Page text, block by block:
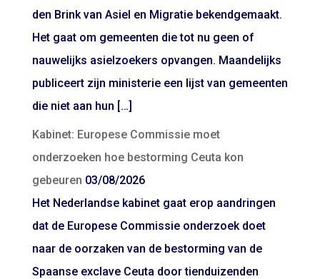
den Brink van Asiel en Migratie bekendgemaakt.
Het gaat om gemeenten die tot nu geen of
nauwelijks asielzoekers opvangen. Maandelijks
publiceert zijn ministerie een lijst van gemeenten
die niet aan hun […]
Kabinet: Europese Commissie moet
onderzoeken hoe bestorming Ceuta kon
gebeuren 03/08/2026
Het Nederlandse kabinet gaat erop aandringen
dat de Europese Commissie onderzoek doet
naar de oorzaken van de bestorming van de
Spaanse exclave Ceuta door tienduizenden